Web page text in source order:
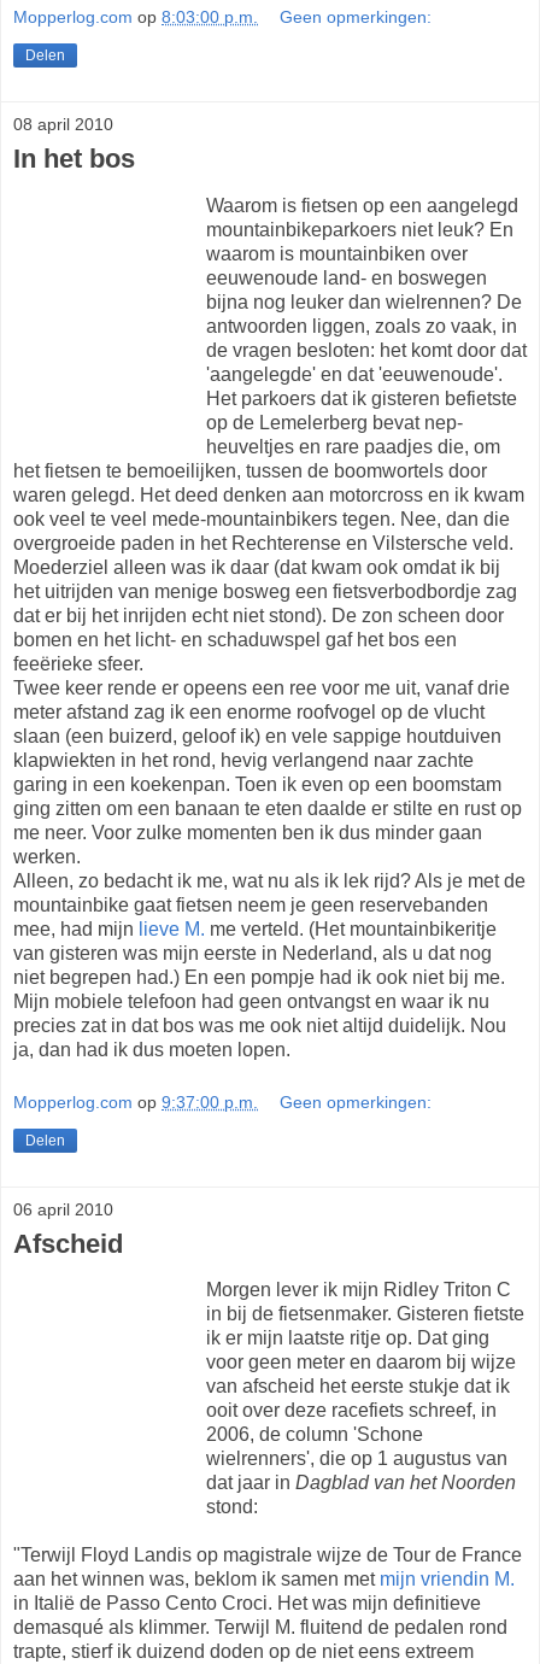
Mopperlog.com op 8:03:00 p.m. Geen opmerkingen:
Delen
08 april 2010
In het bos
Waarom is fietsen op een aangelegd
mountainbikeparkoers niet leuk? En
waarom is mountainbiken over
eeuwenoude land- en boswegen
bijna nog leuker dan wielrennen? De
antwoorden liggen, zoals zo vaak, in
de vragen besloten: het komt door dat
'aangelegde' en dat 'eeuwenoude'.
Het parkoers dat ik gisteren befietste
op de Lemelerberg bevat nep-
heuveltjes en rare paadjes die, om
het fietsen te bemoeilijken, tussen de boomwortels door
waren gelegd. Het deed denken aan motorcross en ik kwam
ook veel te veel mede-mountainbikers tegen. Nee, dan die
overgroeide paden in het Rechterense en Vilstersche veld.
Moederziel alleen was ik daar (dat kwam ook omdat ik bij
het uitrijden van menige bosweg een fietsverbodbordje zag
dat er bij het inrijden echt niet stond). De zon scheen door
bomen en het licht- en schaduwspel gaf het bos een
feeërieke sfeer.
Twee keer rende er opeens een ree voor me uit, vanaf drie
meter afstand zag ik een enorme roofvogel op de vlucht
slaan (een buizerd, geloof ik) en vele sappige houtduiven
klapwiekten in het rond, hevig verlangend naar zachte
garing in een koekenpan. Toen ik even op een boomstam
ging zitten om een banaan te eten daalde er stilte en rust op
me neer. Voor zulke momenten ben ik dus minder gaan
werken.
Alleen, zo bedacht ik me, wat nu als ik lek rijd? Als je met de
mountainbike gaat fietsen neem je geen reservebanden
mee, had mijn lieve M. me verteld. (Het mountainbikeritje
van gisteren was mijn eerste in Nederland, als u dat nog
niet begrepen had.) En een pompje had ik ook niet bij me.
Mijn mobiele telefoon had geen ontvangst en waar ik nu
precies zat in dat bos was me ook niet altijd duidelijk. Nou
ja, dan had ik dus moeten lopen.
Mopperlog.com op 9:37:00 p.m. Geen opmerkingen:
Delen
06 april 2010
Afscheid
Morgen lever ik mijn Ridley Triton C
in bij de fietsenmaker. Gisteren fietste
ik er mijn laatste ritje op. Dat ging
voor geen meter en daarom bij wijze
van afscheid het eerste stukje dat ik
ooit over deze racefiets schreef, in
2006, de column 'Schone
wielrenners', die op 1 augustus van
dat jaar in Dagblad van het Noorden
stond:
"Terwijl Floyd Landis op magistrale wijze de Tour de France
aan het winnen was, beklom ik samen met mijn vriendin M.
in Italië de Passo Cento Croci. Het was mijn definitieve
demasqué als klimmer. Terwijl M. fluitend de pedalen rond
trapte, stierf ik duizend doden op de niet eens extreem